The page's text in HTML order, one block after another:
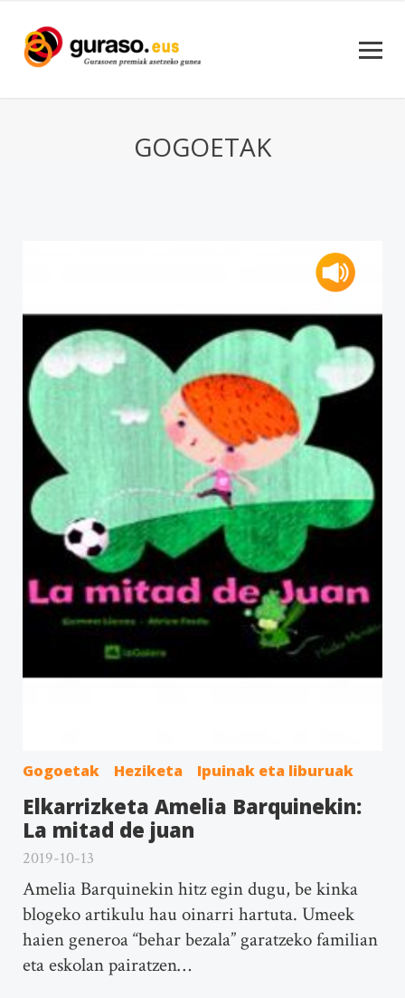
GOGOETAK
Gogoetak Heziketa Ipuinak eta liburuak
Elkarrizketa Amelia Barquinekin:
La mitad de juan
2019-10-13
Amelia Barquinekin hitz egin dugu, be kinka
blogeko artikulu hau oinarri hartuta. Umeek
haien generoa “behar bezala” garatzeko familian
eta eskolan pairatzen…